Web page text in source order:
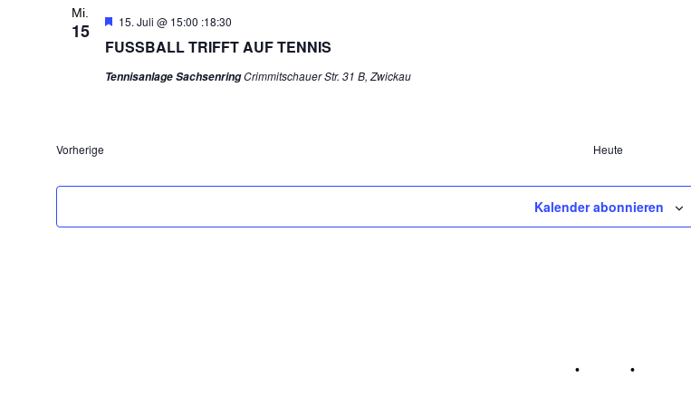
Mi.
15
FUSSBALL TRIFFT AUF TENNIS
Hervorgehoben
15. Juli @ 15:00 :18:30
Tennisanlage SachsenringCrimmitschauer Str. 31 B, Zwickau
Vorherige
Heute
Kalender abonnieren
• •